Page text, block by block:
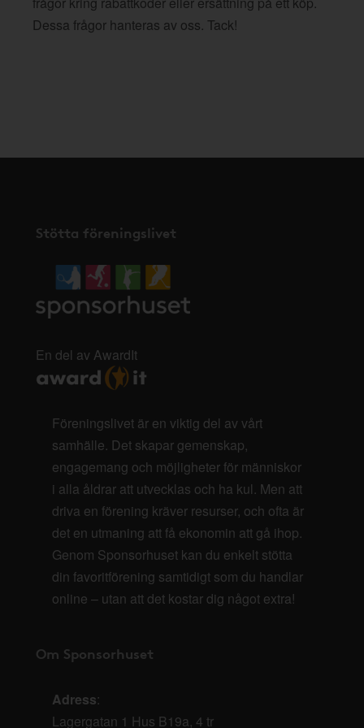
Dessa frågor hanteras av oss. Tack!
Stötta föreningslivet
En del av AwardIt
Föreningslivet är en viktig del av vårt
samhälle. Det skapar gemenskap,
engagemang och möjligheter för människor
i alla åldrar att utvecklas och ha kul. Men att
driva en förening kräver resurser, och ofta är
det en utmaning att få ekonomin att gå ihop.
Genom Sponsorhuset kan du enkelt stötta
din favoritförening samtidigt som du handlar
online – utan att det kostar dig något extra!
Om Sponsorhuset
Adress:
Lagergatan 1 Hus B19a, 4 tr